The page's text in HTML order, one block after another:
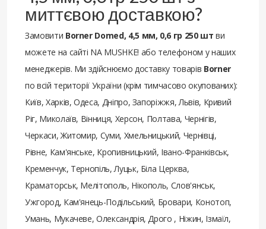
миттєвою доставкою?
Замовити Borner Domed, 4,5 мм, 0,6 гр 250 шт ви
можете на сайті NA MUSHKE! або телефоном у наших
менеджерів. Ми здійснюємо доставку товарів Borner
по всій території України (крім тимчасово окупованих):
Київ, Харків, Одеса, Дніпро, Запоріжжя, Львів, Кривий
Ріг, Миколаїв, Вінниця, Херсон, Полтава, Чернігів,
Черкаси, Житомир, Суми, Хмельницький, Чернівці,
Рівне, Кам'янське, Кропивницький, Івано-Франківськ,
Кременчук, Тернопіль, Луцьк, Біла Церква,
Краматорськ, Мелітополь, Нікополь, Слов'янськ,
Ужгород, Кам'янець-Подільський, Бровари, Конотоп,
Умань, Мукачеве, Олександрія, Дрого , Ніжин, Ізмаїл,